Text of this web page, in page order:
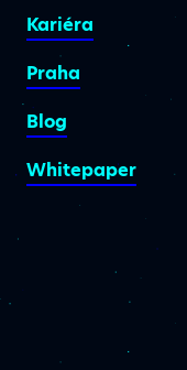
Kariéra
Praha
Blog
Whitepaper